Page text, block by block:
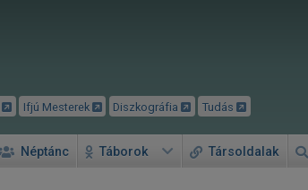
Ifjú Mesterek Diszkográfia Tudás
Néptánc Táborok Társoldalak